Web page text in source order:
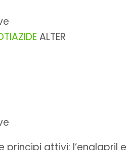
ALTER
principi attivi: l’enalapril e